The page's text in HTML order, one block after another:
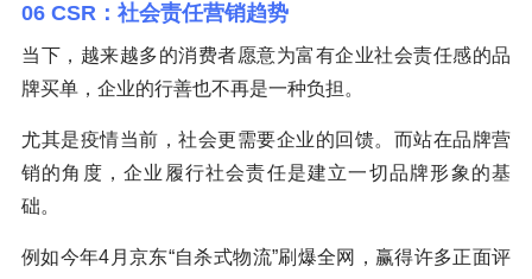
06 CSR：社会责任营销趋势
当下，越来越多的消费者愿意为富有企业社会责任感的品
牌买单，企业的行善也不再是一种负担。
尤其是疫情当前，社会更需要企业的回馈。而站在品牌营
销的角度，企业履行社会责任是建立一切品牌形象的基
础。
例如今年4月京东“自杀式物流”刷爆全网，赢得许多正面评